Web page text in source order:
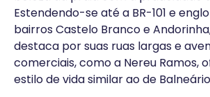
Estendendo-se até a BR-101 e
bairros Castelo Branco e
destaca por suas ruas largas e
comerciais, como a Nereu Ramos,
estilo de vida similar ao de